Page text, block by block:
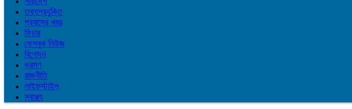
তথ্যপ্রযুক্তি
প্রবাসের খবর
ফিচার
ফেসবুক নিউজ
বিনোদন
ভ্রমণ
রাজনীতি
লাইফস্টাইল
স্বাস্থ্য